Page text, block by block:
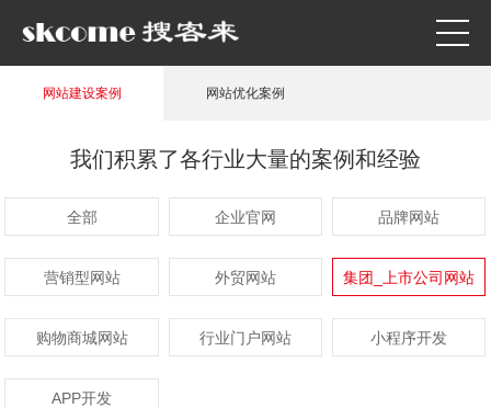
网站建设案例 网站优化案例
我们积累了各行业大量的案例和经验
全部 企业官网 品牌网站
营销型网站 外贸网站 集团_上市公司网站
购物商城网站 行业门户网站 小程序开发
APP开发